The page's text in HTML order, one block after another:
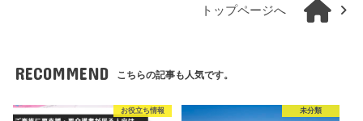
トップページへ
RECOMMEND こちらの記事も人気です。
お役立ち情報 未分類